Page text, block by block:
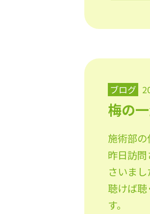
ブログ
梅の
施術部の
昨日訪
さいまし
聴けば
す。